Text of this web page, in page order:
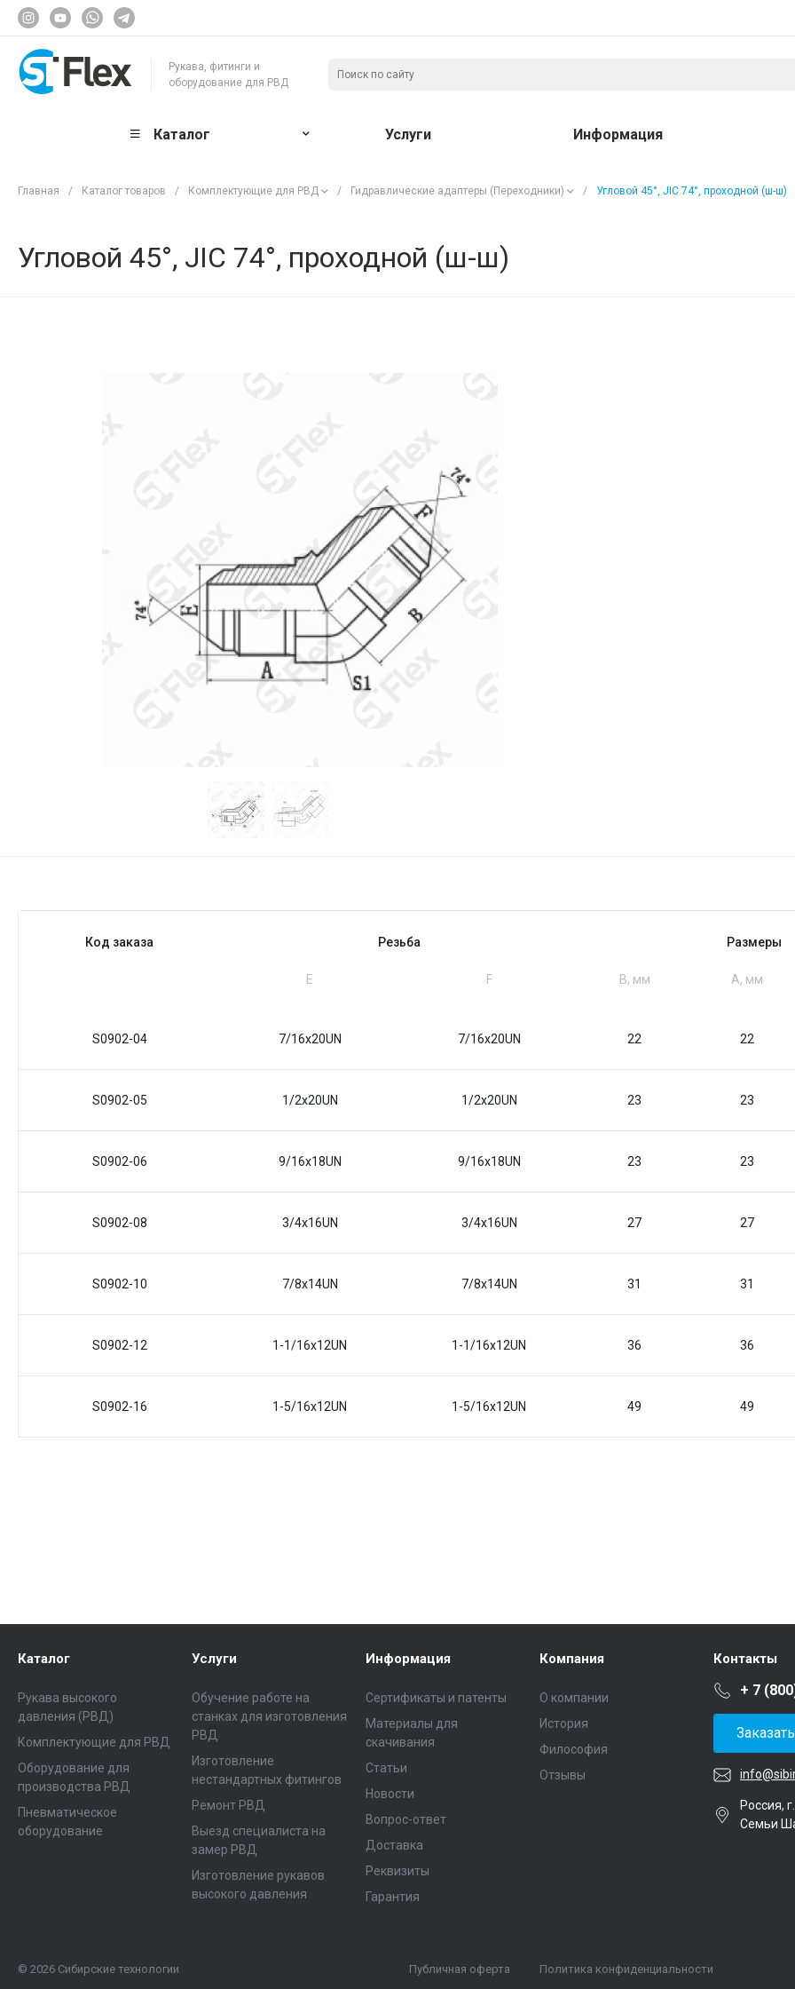
Рукава, фитинги и
оборудование для РВД
Каталог Услуги Информация
Главная / Каталог товаров / Комплектующие для РВД / Гидравлические адаптеры (Переходники) / Угловой 45°, JIC 74°, проходной (ш-ш)
Угловой 45°, JIC 74°, проходной (ш-ш)
Код заказа Резьба Размеры
Е F B, мм A, мм
S0902-04 7/16x20UN 7/16x20UN 22 22
S0902-05 1/2x20UN 1/2x20UN 23 23
S0902-06 9/16x18UN 9/16x18UN 23 23
S0902-08 3/4x16UN 3/4x16UN 27 27
S0902-10 7/8x14UN 7/8x14UN 31 31
S0902-12 1-1/16x12UN 1-1/16x12UN 36 36
S0902-16 1-5/16x12UN 1-5/16x12UN 49 49
Каталог
Рукава высокого
давления (РВД)
Комплектующие для РВД
Оборудование для
производства РВД
Пневматическое
оборудование
Услуги
Обучение работе на
станках для изготовления
РВД
Изготовление
нестандартных фитингов
Ремонт РВД
Выезд специалиста на
замер РВД
Изготовление рукавов
высокого давления
Информация
Сертификаты и патенты
Материалы для
скачивания
Статьи
Новости
Вопрос-ответ
Доставка
Реквизиты
Гарантия
Компания
О компании
История
Философия
Отзывы
Контакты
+ 7
Россия,
Семьи
© 2026 Сибирские технологии Публичная оферта Политика конфиденциальности